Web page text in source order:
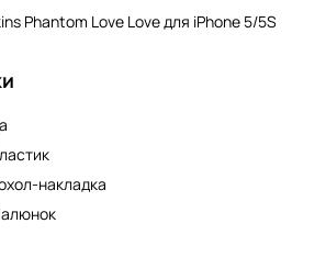
Phantom Love Love для iPhone 5/5S
накладка